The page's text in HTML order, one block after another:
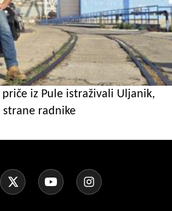
iz Pule istraživali Uljanik,
strane radnike